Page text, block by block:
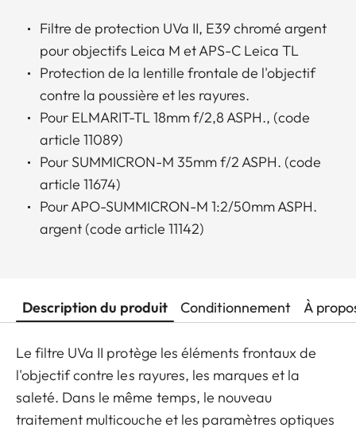
Filtre de protection UVa II, E39 chromé argent
pour objectifs Leica M et APS-C Leica TL
Protection de la lentille frontale de l'objectif
contre la poussière et les rayures.
Pour ELMARIT-TL 18mm f/2,8 ASPH., (code
article 11089)
Pour SUMMICRON-M 35mm f/2 ASPH. (code
article 11674)
Pour APO-SUMMICRON-M 1:2/50mm ASPH.
argent (code article 11142)
Description du produit Conditionnement À
Le filtre UVa II protège les éléments frontaux de
l'objectif contre les rayures, les marques et la
saleté. Dans le même temps, le nouveau
traitement multicouche et les paramètres optiques